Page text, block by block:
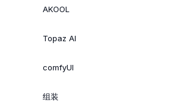
AKOOL
Topaz AI
comfyUI
组装